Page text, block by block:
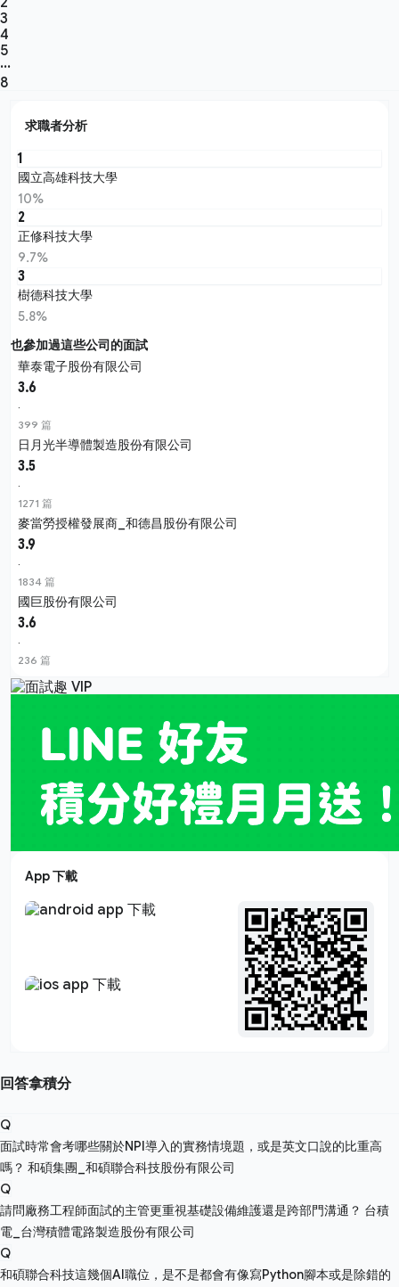
3
4
5
···
8
求職者分析
1
國立高雄科技大學
10%
2
正修科技大學
9.7%
3
樹德科技大學
5.8%
也參加過這些公司的面試
華泰電子股份有限公司
3.6
·
399 篇
日月光半導體製造股份有限公司
3.5
·
1271 篇
麥當勞授權發展商_和德昌股份有限公司
3.9
·
1834 篇
國巨股份有限公司
3.6
·
236 篇
App 下載
回答拿積分
Q
面試時常會考哪些關於NPI導入的實務情境題，或是英文口說的比重高
嗎？ 和碩集團_和碩聯合科技股份有限公司
Q
請問廠務工程師面試的主管更重視基礎設備維護還是跨部門溝通？ 台積
電_台灣積體電路製造股份有限公司
Q
和碩聯合科技這幾個AI職位，是不是都會有像寫Python腳本或是除錯的